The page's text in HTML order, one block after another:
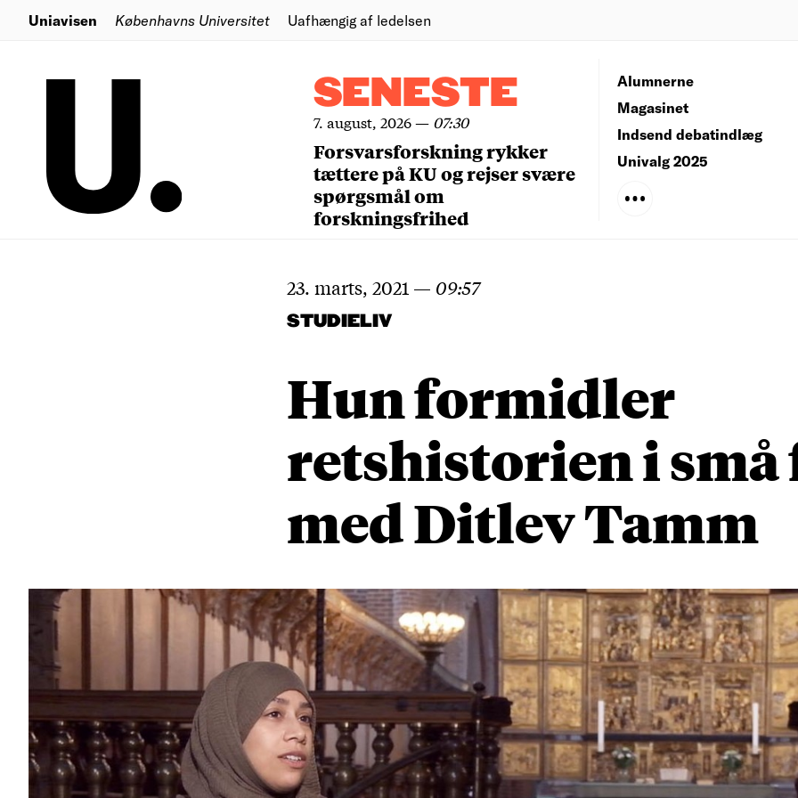
Uniavisen Københavns Universitet Uafhængig af ledelsen
SENESTE
7. august, 2026— 07:30
Forsvarsforskning rykker
tættere på KU og rejser svære
spørgsmål om
forskningsfrihed
Alumnerne
Magasinet
Indsend debatindlæg
Univalg 2025
23. marts, 2021 — 09:57
STUDIELIV
Hun formidler
retshistorien i
med Ditlev Tamm